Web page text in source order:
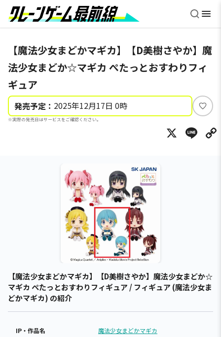
【魔法少女まどかマギカ】【D美樹さやか】魔
法少女まどか☆マギカ ぺたっとおすわりフィ
ギュア
発売予定： 2025年12月17日 0時
※実際の発売日はサービスをご確認ください。
い
ね
X
【魔法少女まどかマギカ】【D美樹さやか】魔法少女まどか☆
マギカ ぺたっとおすわりフィギュア / フィギュア (魔法少女ま
どかマギカ) の紹介
IP・作品名 魔法少女まどかマギカ